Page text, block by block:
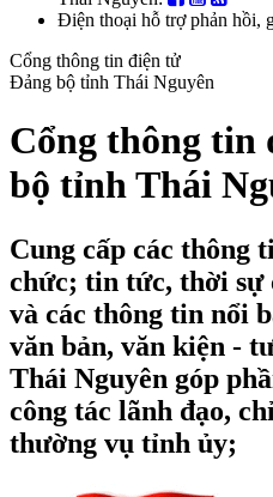
Điện thoại hỗ trợ phản hồi,
Cổng thông tin điện tử
Đảng bộ tỉnh Thái Nguyên
Cổng thông tin
bộ tỉnh Thái
Cung cấp các thông
chức; tin tức, thời
và các thông tin nổi
văn bản, văn kiện -
Thái Nguyên góp
công tác lãnh đạo,
thường vụ tỉnh ủy;